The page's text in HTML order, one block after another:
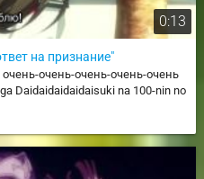
0:13
на признание"
очень-очень-очень-очень
Daidaidaidaidaisuki na 100-nin no